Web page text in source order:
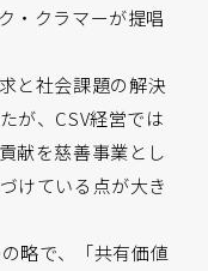
・クラマーが提唱
と社会課題の解決
が、CSV経営では
献を慈善事業とし
けている点が大き
略で、「共有価値